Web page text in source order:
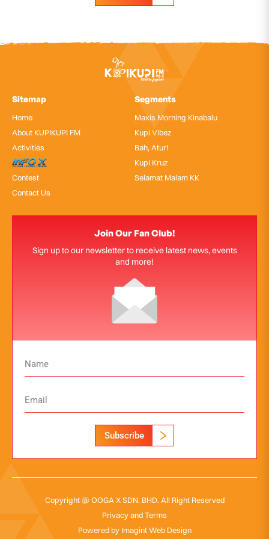
Sitemap
Home
About KUPIKUPI FM
Activities
InfoX
Contest
Contact Us
Segments
Maxis Morning Kinabalu
Kupi Vibez
Bah, Atur!
Kupi Kruz
Selamat Malam KK
Join Our Fan Club!
Sign up to our newsletter to receive latest news, events
and more!
Subscribe
Copyright @ OOGA X SDN. BHD. All Right Reserved
Privacy and Terms
Powered by Imagint Web Design